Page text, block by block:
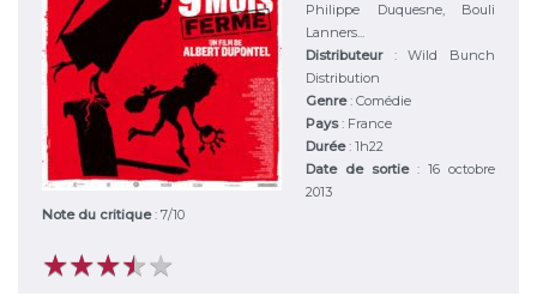
Philippe Duquesne, Bouli
Lanners...
Distributeur :Wild Bunch
Distribution
Genre: Comédie
Pays: France
Durée: 1h22
Date de sortie : 16 octobre
2013
Note du critique: 7/10
★★★★★
★★★★★